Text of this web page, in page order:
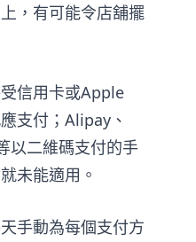
，有可能令店舖擺
信用卡或Apple
支付；Alipay、
以二維碼支付的手
未能適用。
手動為每個支付方